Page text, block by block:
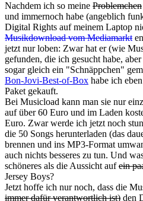
Nachdem ich so meine Problemchen
und immernoch habe (angeblich
Digital Rights auf meinem Laptop
Musikdownload vom Mediamarkt
jetzt nur loben: Zwar hat er (wie
gefunden, die ich gesucht habe,
sogar gleich ein "Schnäppchen"
Bon-Jovi-Best-of-Box habe ich
Paket gekauft.
Bei Musicload kann man sie nur
auf über 60 Euro und im Laden
Euro. Zwar werde ich jetzt noch
die 50 Songs herunterladen (das
brennen und ins MP3-Format
auch nichts besseres zu tun. Und
schöneres als die Aussicht aufein
Jersey Boys?
Jetzt hoffe ich nur noch, dass die
immer dafür verantwortlich ist) den